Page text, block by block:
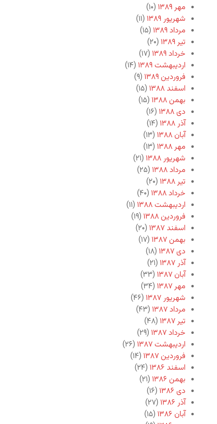
مهر ۱۳۸۹
(۱۰)
شهریور ۱۳۸۹
(۱۱)
مرداد ۱۳۸۹
(۱۵)
تیر ۱۳۸۹
(۲۰)
خرداد ۱۳۸۹
(۱۷)
اردیبهشت ۱۳۸۹
(۱۴)
فروردین ۱۳۸۹
(۹)
اسفند ۱۳۸۸
(۱۵)
بهمن ۱۳۸۸
(۱۵)
دی ۱۳۸۸
(۱۶)
آذر ۱۳۸۸
(۱۴)
آبان ۱۳۸۸
(۱۳)
مهر ۱۳۸۸
(۱۳)
شهریور ۱۳۸۸
(۲۱)
مرداد ۱۳۸۸
(۲۵)
تیر ۱۳۸۸
(۲۰)
خرداد ۱۳۸۸
(۴۰)
اردیبهشت ۱۳۸۸
(۱۱)
فروردین ۱۳۸۸
(۱۹)
اسفند ۱۳۸۷
(۲۰)
بهمن ۱۳۸۷
(۱۷)
دی ۱۳۸۷
(۱۸)
آذر ۱۳۸۷
(۲۱)
آبان ۱۳۸۷
(۳۳)
مهر ۱۳۸۷
(۳۴)
شهریور ۱۳۸۷
(۴۶)
مرداد ۱۳۸۷
(۴۳)
تیر ۱۳۸۷
(۴۸)
خرداد ۱۳۸۷
(۲۹)
اردیبهشت ۱۳۸۷
(۲۶)
فروردین ۱۳۸۷
(۱۴)
اسفند ۱۳۸۶
(۲۴)
بهمن ۱۳۸۶
(۲۱)
دی ۱۳۸۶
(۱۶)
آذر ۱۳۸۶
(۲۷)
آبان ۱۳۸۶
(۱۵)